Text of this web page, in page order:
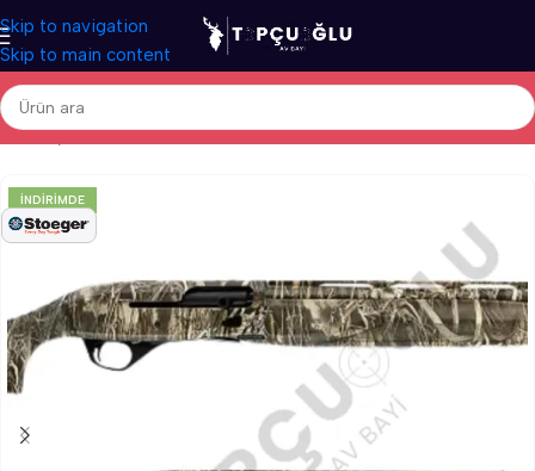
Skip to navigation
Skip to main content
Ana Sayfa/Av Tüfekleri/Yerli Av Tüfekleri/Otomatik Av Tüfekleri
İNDIRIMDE